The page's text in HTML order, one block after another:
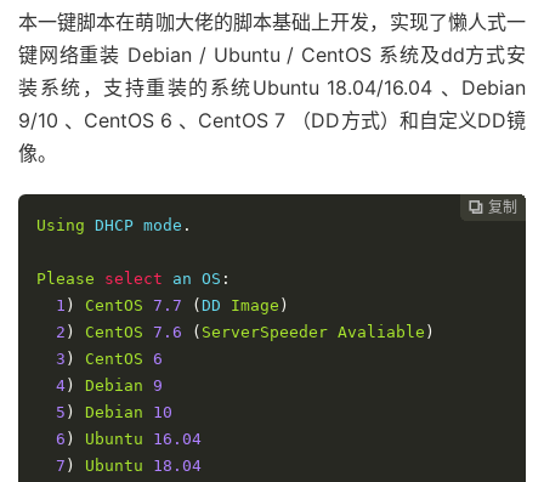
本一键脚本在萌咖大佬的脚本基础上开发，实现了懒人式一
键网络重装 Debian / Ubuntu / CentOS 系统及dd方式安
装系统，支持重装的系统Ubuntu 18.04/16.04 、Debian
9/10 、CentOS 6 、CentOS 7 （DD方式）和自定义DD镜
像。
 复制
 复制
 复制
 复制
 复制
 复制
 复制
 复制
 复制
 复制
 复制
 复制
 复制
Using DHCP mode .
Please select an OS :
1 ) CentOS 7.7 ( DD Image )
2 ) CentOS 7.6 ( ServerSpeeder Avaliable )
3 ) CentOS 6
4 ) Debian 9
5 ) Debian
10
6 ) Ubuntu
16.04
7 ) Ubuntu
18.04